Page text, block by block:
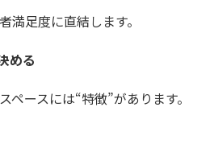
満足度に直結します。
める
ペースには“特徴”があります。